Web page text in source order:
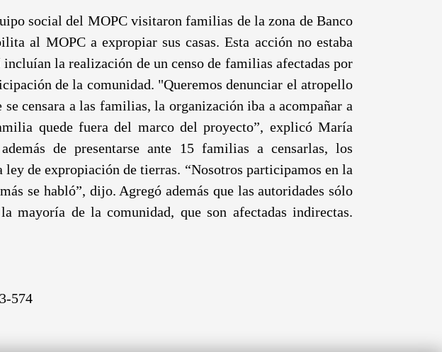
social del MOPC visitaron familias de la zona de Banco
al MOPC a expropiar sus casas. Esta acción no estaba
la realización de un censo de familias afectadas por
de la comunidad. "Queremos denunciar el atropello
censara a las familias, la organización iba a acompañar a
quede fuera del marco del proyecto”, explicó María
de presentarse ante 15 familias a censarlas, los
de expropiación de tierras. “Nosotros participamos en la
se habló”, dijo. Agregó además que las autoridades sólo
mayoría de la comunidad, que son afectadas indirectas.
574